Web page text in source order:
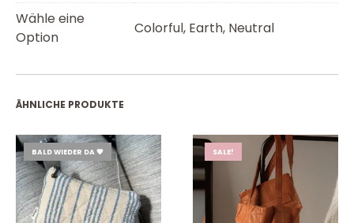
Wähle eine
Option
Colorful, Earth, Neutral
ÄHNLICHE PRODUKTE
BALD WIEDER DA 💗 SALE!